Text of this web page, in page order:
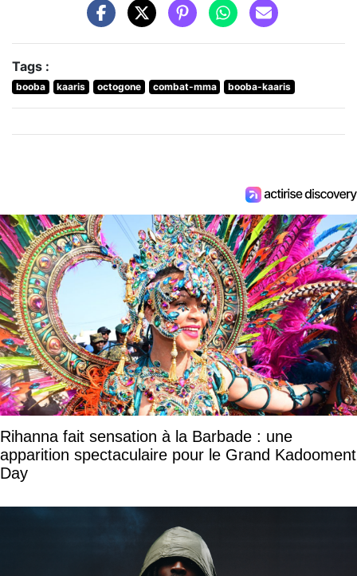
Tags :
booba kaaris octogone combat-mma booba-kaaris
Rihanna fait sensation à la Barbade : une
apparition spectaculaire pour le Grand Kadooment
Day